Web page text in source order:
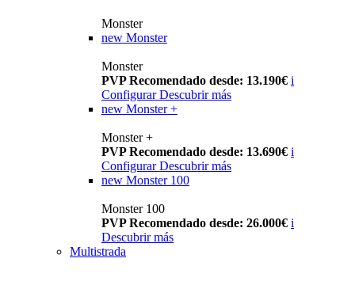
Monster
new Monster
Monster
PVP Recomendado desde: 13.190€ i
Configurar Descubrir más
new Monster +
Monster +
PVP Recomendado desde: 13.690€ i
Configurar Descubrir más
new Monster 100
Monster 100
PVP Recomendado desde: 26.000€ i
Descubrir más
Multistrada